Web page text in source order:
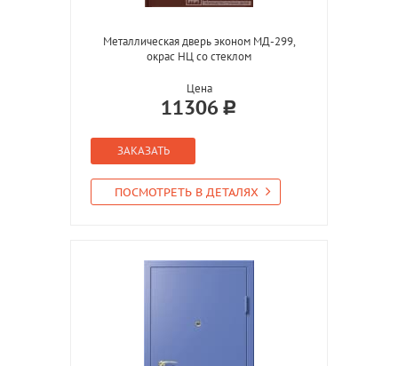
Металлическая дверь эконом МД-299,
окрас НЦ со стеклом
Цена
11306
ЗАКАЗАТЬ
ПОСМОТРЕТЬ В ДЕТАЛЯХ